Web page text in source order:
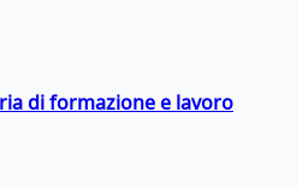
di formazione e lavoro